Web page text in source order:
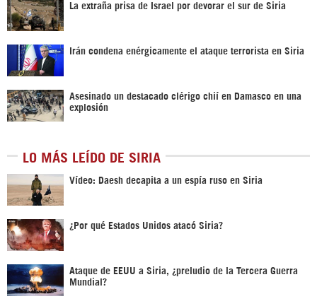
La extraña prisa de Israel por devorar el sur de Siria
Irán condena enérgicamente el ataque terrorista en Siria
Asesinado un destacado clérigo chií en Damasco en una
explosión
LO MÁS LEÍDO DE SIRIA
Vídeo: Daesh decapita a un espía ruso en Siria
¿Por qué Estados Unidos atacó Siria?
Ataque de EEUU a Siria, ¿preludio de la Tercera Guerra
Mundial?